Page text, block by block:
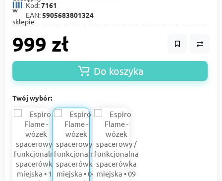
Kod:7161
EAN:5905683801324
999 zł
Do koszyka
Twój wybór: